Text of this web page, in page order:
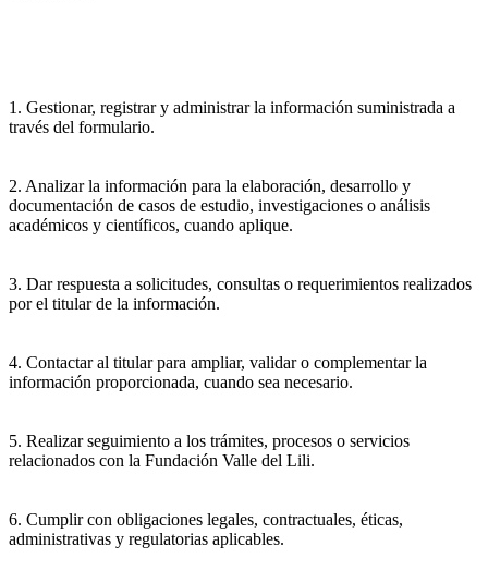
1. Gestionar, registrar y administrar la información suministrada a
través del formulario.
2. Analizar la información para la elaboración, desarrollo y
documentación de casos de estudio, investigaciones o análisis
académicos y científicos, cuando aplique.
3. Dar respuesta a solicitudes, consultas o requerimientos realizados
por el titular de la información.
4. Contactar al titular para ampliar, validar o complementar la
información proporcionada, cuando sea necesario.
5. Realizar seguimiento a los trámites, procesos o servicios
relacionados con la Fundación Valle del Lili.
6. Cumplir con obligaciones legales, contractuales, éticas,
administrativas y regulatorias aplicables.